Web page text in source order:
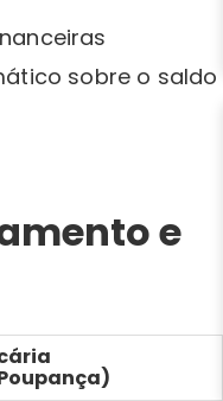
sobre o saldo
e